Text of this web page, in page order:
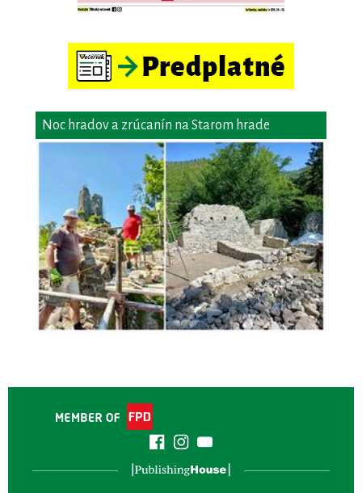
Noc hradov a zrúcanín na Starom hrade